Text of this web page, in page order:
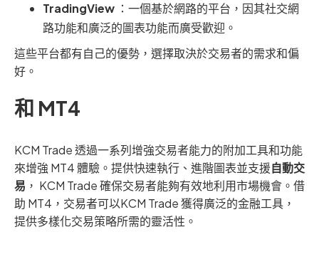
TradingView ：一個基於網路的平台，因其社交網
路功能和廣泛的圖表功能而廣受歡迎。
這些平台都有自己的優勢，選擇取決於交易者的需求和偏
好。
和 MT4
KCM Trade 透過一系列增強交易者能力的附加工具和功能
來增強 MT4 體驗。提供快速執行、進階圖表並支援自動交
易 ， KCM Trade 確保交易者能夠有效地利用市場機會。借
助 MT4，交易者可以KCM Trade 獲得廣泛的金融工具，
提供多樣化交易策略所需的靈活性。